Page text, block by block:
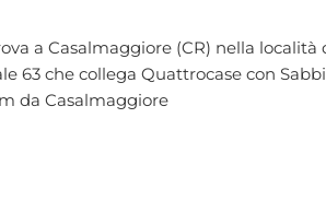
a Casalmaggiore (CR) nella
63 che collega Quattrocase con
da Casalmaggiore